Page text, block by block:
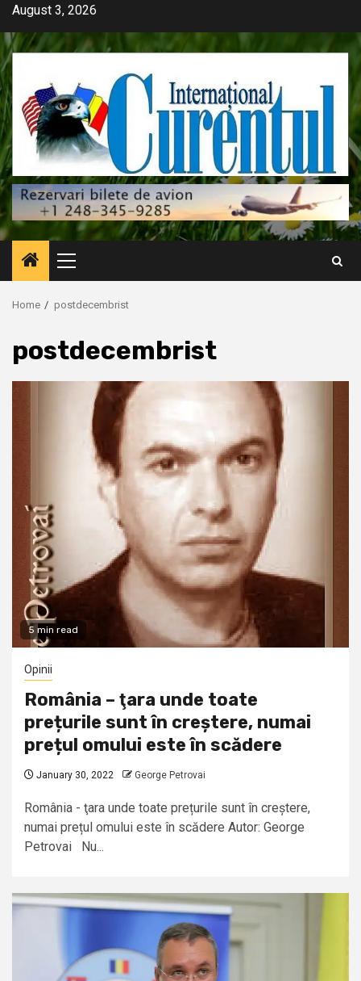
Skip
content
August 3, 2026
Primary
Menu
Home postdecembrist
postdecembrist
5 min read
Opinii
România – ţara unde toate
prețurile sunt în creștere, numai
prețul omului este în scădere
January 30, 2022 George Petrovai
România - ţara unde toate prețurile sunt în creștere,
numai prețul omului este în scădere Autor: George
Petrovai Nu...